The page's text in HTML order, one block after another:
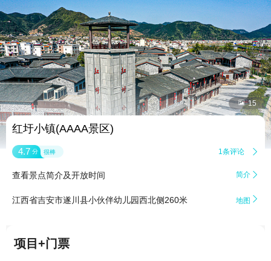
 15
红圩小镇(AAAA景区)
4.7 分 很棒 1条评论 
查看景点简介及开放时间 简介 
江西省吉安市遂川县小伙伴幼儿园西北侧260米 地图 
项目+门票
